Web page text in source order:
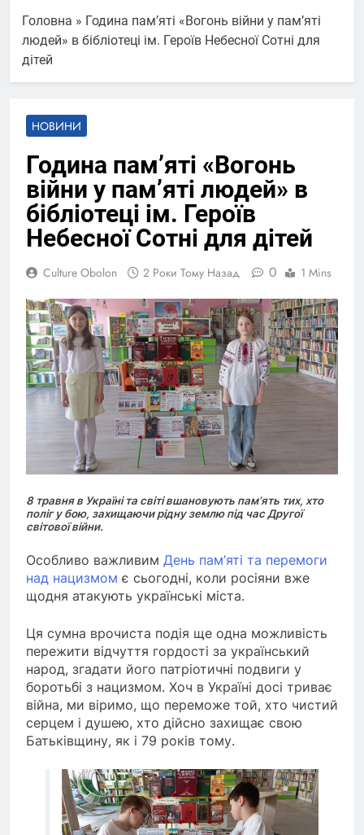
Головна » Година пам’яті «Вогонь війни у пам’яті
людей» в бібліотеці ім. Героїв Небесної Сотні для
дітей
НОВИНИ
Година пам’яті «Вогонь
війни у пам’яті людей» в
бібліотеці ім. Героїв
Небесної Сотні для дітей
Culture Obolon 2 Роки Тому Назад 0 1 Mins
8 травня в Україні та світі вшановують пам’ять тих, хто
поліг у бою, захищаючи рідну землю під час Другої
світової війни.
Особливо важливим День пам’яті та перемоги
над нацизмом є сьогодні, коли росіяни вже
щодня атакують українські міста.
Ця сумна врочиста подія ще одна можливість
пережити відчуття гордості за український
народ, згадати його патріотичні подвиги у
боротьбі з нацизмом. Хоч в Україні досі триває
війна, ми віримо, що переможе той, хто чистий
серцем і душею, хто дійсно захищає свою
Батьківщину, як і 79 років тому.